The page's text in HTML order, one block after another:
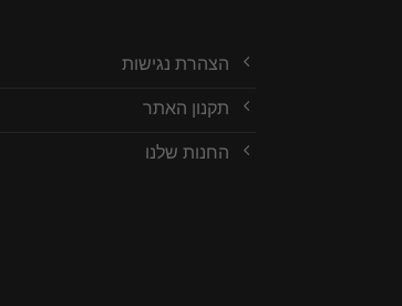
הצהרת נגישות
תקנון האתר
החנות שלנו